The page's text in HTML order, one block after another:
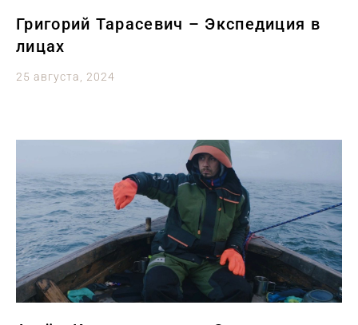
Григорий Тарасевич – Экспедиция в
лицах
25 августа, 2024